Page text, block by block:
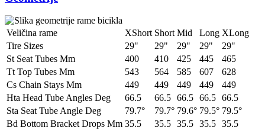
Veličina rame XShort Short Mid Long XLong
Tire Sizes
29" 29" 29" 29"
29"
St Seat Tubes Mm
400 410 425 445
465
Tt Top Tubes Mm
543 564 585 607
628
Cs Chain Stays Mm
449 449 449 449
449
Hta Head Tube Angles Deg
66.5 66.5 66.5 66.5 66.5
Sta Seat Tube Angle Deg
79.7° 79.7° 79.6° 79.5° 79.5°
Bd Bottom Bracket Drops Mm 35.5 35.5 35.5 35.5 35.5